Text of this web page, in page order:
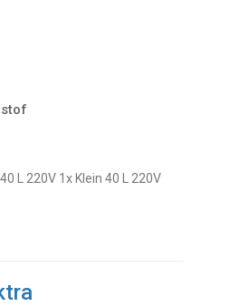
L 220V 1x Klein 40 L 220V